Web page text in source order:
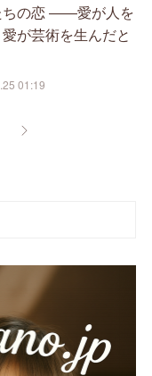
ちの恋 ――愛が人を
が芸術を生んだと
01:19